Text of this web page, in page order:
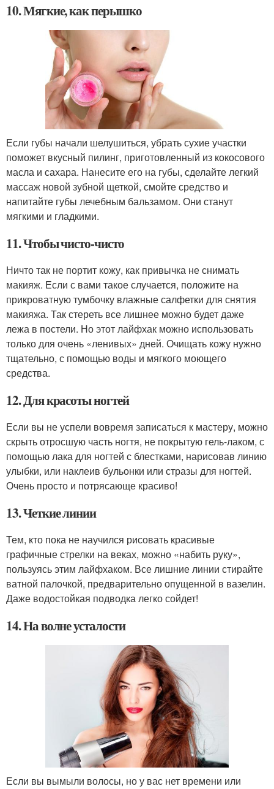
10. Мягкие, как перышко
Если губы начали шелушиться, убрать сухие участки
поможет вкусный пилинг, приготовленный из кокосового
масла и сахара. Нанесите его на губы, сделайте легкий
массаж новой зубной щеткой, смойте средство и
напитайте губы лечебным бальзамом. Они станут
мягкими и гладкими.
11. Чтобы чисто-чисто
Ничто так не портит кожу, как привычка не снимать
макияж. Если с вами такое случается, положите на
прикроватную тумбочку влажные салфетки для снятия
макияжа. Так стереть все лишнее можно будет даже
лежа в постели. Но этот лайфхак можно использовать
только для очень «ленивых» дней. Очищать кожу нужно
тщательно, с помощью воды и мягкого моющего
средства.
12. Для красоты ногтей
Если вы не успели вовремя записаться к мастеру, можно
скрыть отросшую часть ногтя, не покрытую гель-лаком, с
помощью лака для ногтей с блестками, нарисовав линию
улыбки, или наклеив бульонки или стразы для ногтей.
Очень просто и потрясающе красиво!
13. Четкие линии
Тем, кто пока не научился рисовать красивые
графичные стрелки на веках, можно «набить руку»,
пользуясь этим лайфхаком. Все лишние линии стирайте
ватной палочкой, предварительно опущенной в вазелин.
Даже водостойкая подводка легко сойдет!
14. На волне усталости
Если вы вымыли волосы, но у вас нет времени или